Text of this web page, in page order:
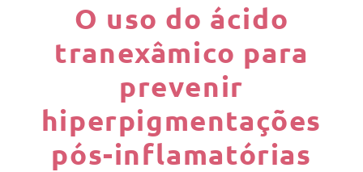
O uso do ácido
tranexâmico para
prevenir
hiperpigmentações
pós-inflamatórias